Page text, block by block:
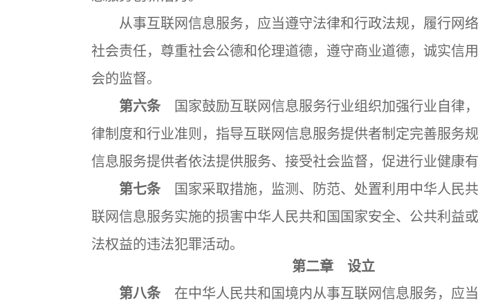
从事互联网信息服务，应当遵守法律和行政法规，履行网
社会责任，尊重社会公德和伦理道德，遵守商业道德，诚实信
会的监督。
第六条 国家鼓励互联网信息服务行业组织加强行业自律
律制度和行业准则，指导互联网信息服务提供者制定完善服务
信息服务提供者依法提供服务、接受社会监督，促进行业健康有
第七条 国家采取措施，监测、防范、处置利用中华人民
联网信息服务实施的损害中华人民共和国国家安全、公共利益
法权益的违法犯罪活动。
第二章 设立
第八条 在中华人民共和国境内从事互联网信息服务，应